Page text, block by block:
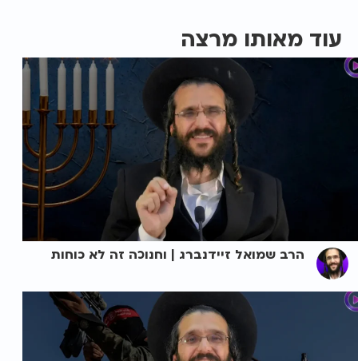
עוד מאותו מרצה
הרב שמואל זיידנברג | וחנוכה זה לא כוחות